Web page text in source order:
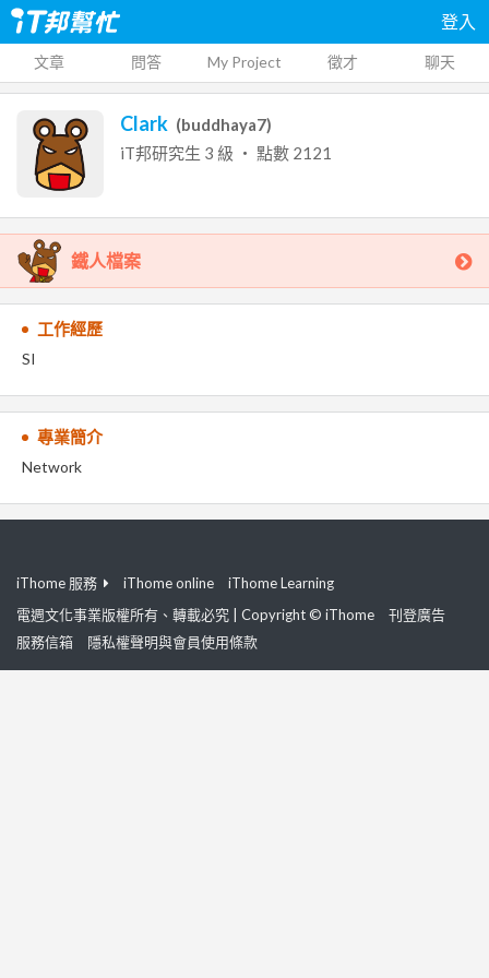
登入
文章 問答 My Project 徵才 聊天
Clark (buddhaya7)
iT邦研究生 3 級 ‧ 點數 2121
鐵人檔案
工作經歷
SI
專業簡介
Network
iThome 服務 iThome online
iThome Learning
電週文化事業版權所有、轉載必究 | Copyright © iThome
刊登廣告
服務信箱
隱私權聲明與會員使用條款